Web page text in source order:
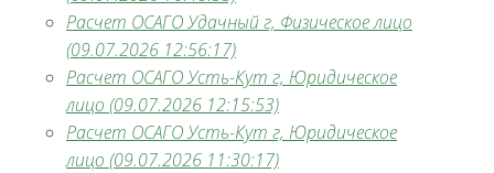
Расчет ОСАГО Удачный г, Физическое лицо
(09.07.2026 12:56:17)
Расчет ОСАГО Усть-Кут г, Юридическое
лицо (09.07.2026 12:15:53)
Расчет ОСАГО Усть-Кут г, Юридическое
лицо (09.07.2026 11:30:17)